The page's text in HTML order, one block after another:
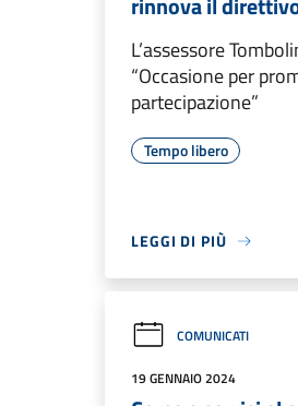
L’assessore
“Occasione per
partecipazione”
Tempo libero
LEGGI DI PIÙ
COMUNICATI
19 GENNAIO 2024